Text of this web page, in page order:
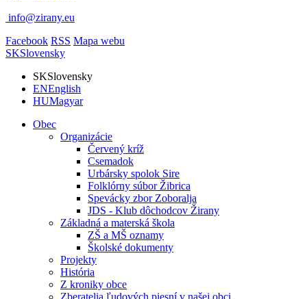
info@zirany.eu
Facebook RSS Mapa webu
SKSlovensky
SKSlovensky
ENEnglish
HUMagyar
Obec
Organizácie
Červený kríž
Csemadok
Urbársky spolok Sire
Folklórny súbor Žibrica
Spevácky zbor Zoboralja
JDS - Klub dôchodcov Žirany
Základná a materská škola
ZŠ a MŠ oznamy
Školské dokumenty
Projekty
História
Z kroniky obce
Zberatelia ľudových piesní v našej obci